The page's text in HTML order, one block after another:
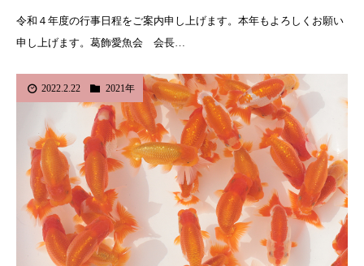
令和４年度の行事日程をご案内申し上げます。本年もよろしくお願い
申し上げます。葛飾愛魚会 会長…
2022.2.22 2021年